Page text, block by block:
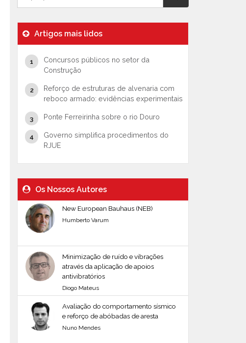
Artigos mais lidos
Concursos públicos no setor da
Construção
Reforço de estruturas de alvenaria com
reboco armado: evidências experimentais
Ponte Ferreirinha sobre o rio Douro
Governo simplifica procedimentos do
RJUE
Os Nossos Autores
New European Bauhaus (NEB)
Humberto Varum
Minimização de ruído e vibrações
através da aplicação de apoios
antivibratórios
Diogo Mateus
Avaliação do comportamento sísmico
e reforço de abóbadas de aresta
Nuno Mendes